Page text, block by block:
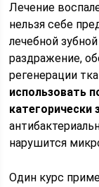
Лечение
нельзя себе
лечебной
раздражение,
регенерации
использовать
категорически
нарушится
Один курс